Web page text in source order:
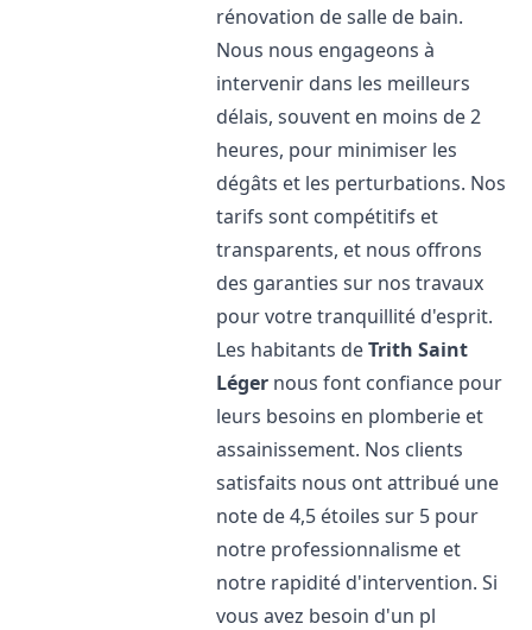
rénovation de salle de bain.
Nous nous engageons à
intervenir dans les meilleurs
délais, souvent en moins de 2
heures, pour minimiser les
dégâts et les perturbations. Nos
tarifs sont compétitifs et
transparents, et nous offrons
des garanties sur nos travaux
pour votre tranquillité d'esprit.
Les habitants deTrith Saint
Léger nous font confiance pour
leurs besoins en plomberie et
assainissement. Nos clients
satisfaits nous ont attribué une
note de 4,5 étoiles sur 5 pour
notre professionnalisme et
notre rapidité d'intervention. Si
vous avez besoin d'un pl